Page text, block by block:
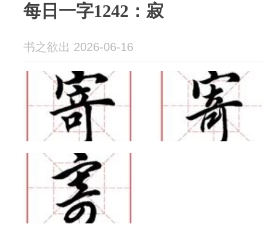
每日一字1242：寂
书之欲出 2026-06-16